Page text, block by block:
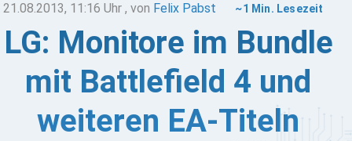
21.08.2013, 11:16 Uhr , von Felix Pabst ~1 Min. Lesezeit
LG: Monitore im Bundle
mit Battlefield 4 und
weiteren EA-Titeln